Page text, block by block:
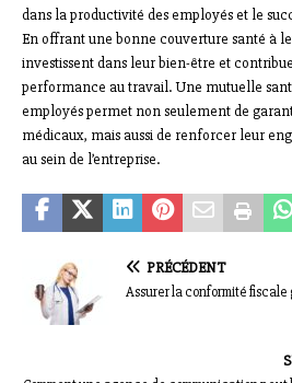
dans la productivité des employés et le
En offrant une bonne couverture santé à
investissent dans leur bien-être et
performance au travail. Une mutuelle
employés permet non seulement de
médicaux, mais aussi de renforcer leur
au sein de l’entreprise.
PRÉCÉDENT
Assurer la conformité